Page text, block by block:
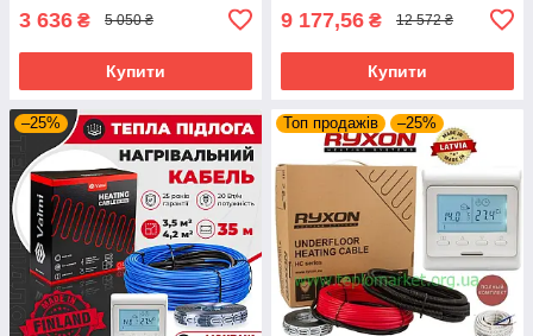
3 636 ₴ 5 050 ₴
Купити
9 177,56 ₴ 12 572 ₴
Купити
–25% Топ продажів –25%